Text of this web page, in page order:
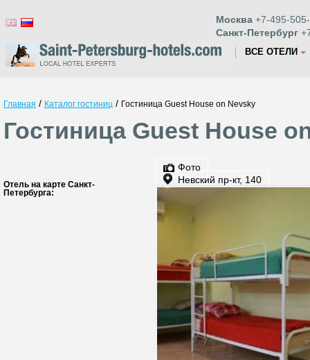
Москва +7-495-
Санкт-Петербург
ВСЕ ОТЕЛИ
Главная / Каталог гостиниц / Гостиница Guest House on Nevsky
Гостиница Guest House
Отель на карте Санкт-
Петербурга:
Фото
Невский пр-кт, 140